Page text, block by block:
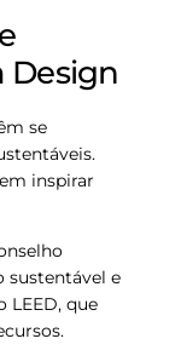
Design
se
inspirar
sustentável e
LEED, que